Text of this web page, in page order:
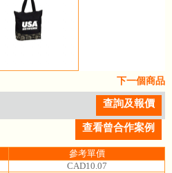
下一個商品
查詢及報價
查看曾合作案例
參考單價
CAD10.07